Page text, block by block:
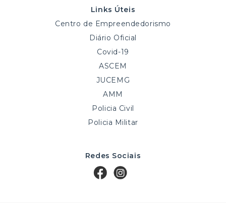
Links Úteis
Centro de Empreendedorismo
Diário Oficial
Covid-19
ASCEM
JUCEMG
AMM
Policia Civil
Policia Militar
Redes Sociais